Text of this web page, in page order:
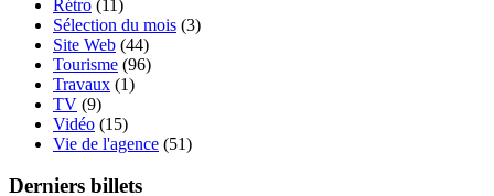
Rétro (11)
Sélection du mois (3)
Site Web (44)
Tourisme (96)
Travaux (1)
TV (9)
Vidéo (15)
Vie de l'agence (51)
Derniers billets